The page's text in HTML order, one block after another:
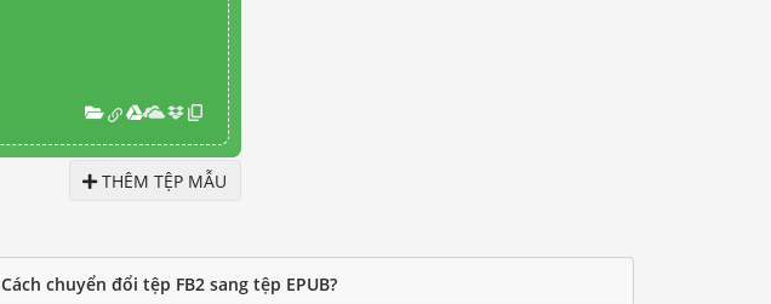
THÊM TỆP MẪU
Cách chuyển đổi tệp FB2 sang tệp EPUB?